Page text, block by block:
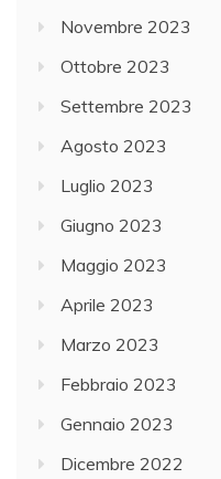
Novembre 2023
Ottobre 2023
Settembre 2023
Agosto 2023
Luglio 2023
Giugno 2023
Maggio 2023
Aprile 2023
Marzo 2023
Febbraio 2023
Gennaio 2023
Dicembre 2022